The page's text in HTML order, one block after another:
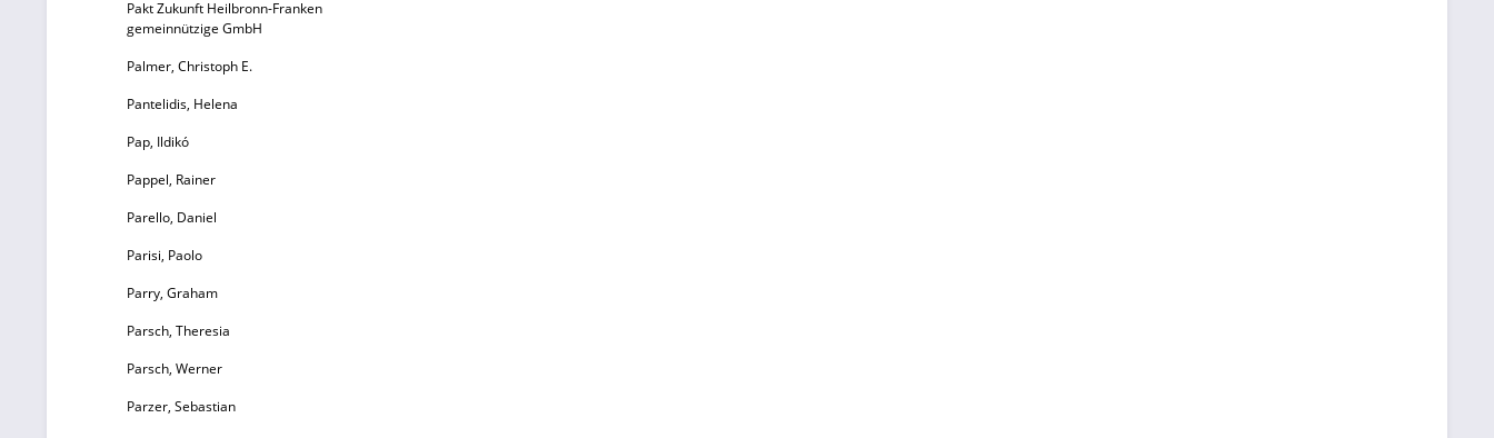
Pakt Zukunft Heilbronn-Franken
gemeinnützige GmbH
Palmer, Christoph E.
Pantelidis, Helena
Pap, Ildikó
Pappel, Rainer
Parello, Daniel
Parisi, Paolo
Parry, Graham
Parsch, Theresia
Parsch, Werner
Parzer, Sebastian